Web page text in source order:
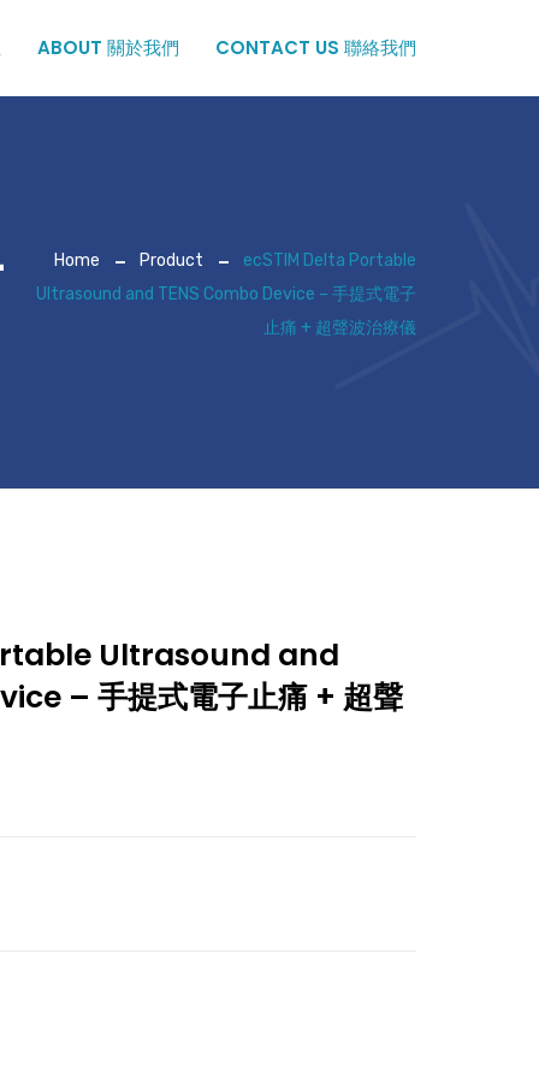
ABOUT 關於我們 CONTACT US 聯絡我們
Home Product
ecSTIM Delta Portable
Ultrasound and TENS Combo Device – 手提式電子
止痛 + 超聲波治療儀
Ultrasound and
– 手提式電子止痛 + 超聲